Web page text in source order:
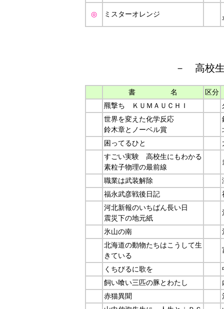
◎ ミスターオレンジ
－ 高校
書 名
区分
羆撃ち ＫＵＭＡＵＣＨＩ
世界を変えた化学反応
鈴木章とノーベル賞
困ってるひと
すごい実験 高校生にもわかる
素粒子物理の最前線
職業は武装解除
福永武彦戦後日記
河北新報のいちばん長い日
震災下の地元紙
氷山の南
北海道の動物たちはこうして生
きている
くちびるに歌を
飼い喰い三匹の豚とわたし
赤猫異聞